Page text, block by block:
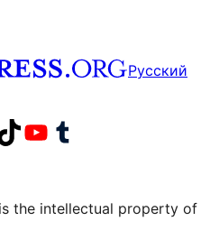
Русский
в LinkedIn
нашу учётную запись в TikTok
Посетите наш канал YouTube
Посетите нашу учётную запись в Tumblr
the intellectual property of